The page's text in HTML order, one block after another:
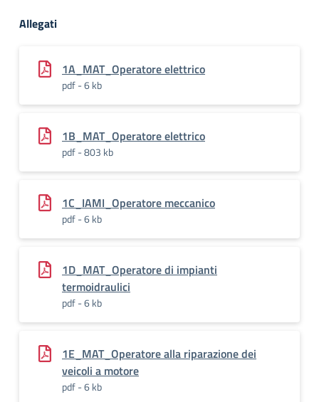
Allegati
1A_MAT_Operatore elettrico
pdf - 6 kb
1B_MAT_Operatore elettrico
pdf - 803 kb
1C_IAMI_Operatore meccanico
pdf - 6 kb
1D_MAT_Operatore di impianti
termoidraulici
pdf - 6 kb
1E_MAT_Operatore alla riparazione dei
veicoli a motore
pdf - 6 kb